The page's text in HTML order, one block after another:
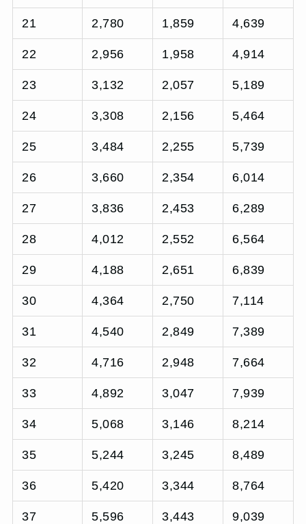
21 2,780 1,859 4,639
22 2,956 1,958 4,914
23 3,132 2,057 5,189
24 3,308 2,156 5,464
25 3,484 2,255 5,739
26 3,660 2,354 6,014
27 3,836 2,453 6,289
28 4,012 2,552 6,564
29 4,188 2,651 6,839
30 4,364 2,750 7,114
31 4,540 2,849 7,389
32 4,716 2,948 7,664
33 4,892 3,047 7,939
34 5,068 3,146 8,214
35 5,244 3,245 8,489
36 5,420 3,344 8,764
37 5,596 3,443 9,039